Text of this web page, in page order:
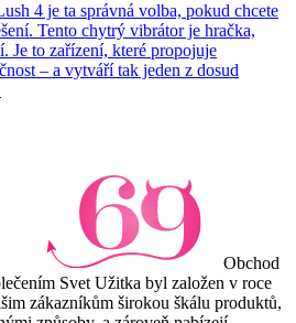
4 je ta správná volba, pokud chcete
Tento chytrý vibrátor je hračka,
Je to zařízení, které propojuje
– a vytváří tak jeden z dosud
Obchod
Svet Užitka byl založen v roce
zákazníkům širokou škálu produktů,